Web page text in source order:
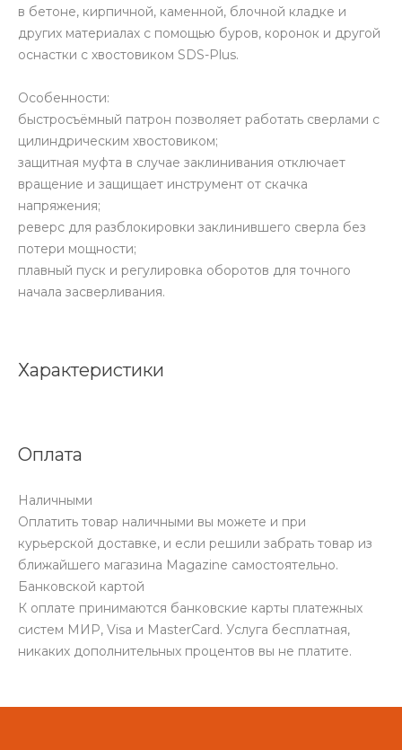
в бетоне, кирпичной, каменной, блочной кладке и
других материалах с помощью буров, коронок и другой
оснастки с хвостовиком SDS-Plus.
Особенности:
быстросъёмный патрон позволяет работать сверлами с
цилиндрическим хвостовиком;
защитная муфта в случае заклинивания отключает
вращение и защищает инструмент от скачка
напряжения;
реверс для разблокировки заклинившего сверла без
потери мощности;
плавный пуск и регулировка оборотов для точного
начала засверливания.
Характеристики
Оплата
Наличными
Оплатить товар наличными вы можете и при
курьерской доставке, и если решили забрать товар из
ближайшего магазина Magazine самоcтоятельно.
Банковской картой
К оплате принимаются банковские карты платежных
систем МИР, Visa и MasterCard. Услуга бесплатная,
никаких дополнительных процентов вы не платите.